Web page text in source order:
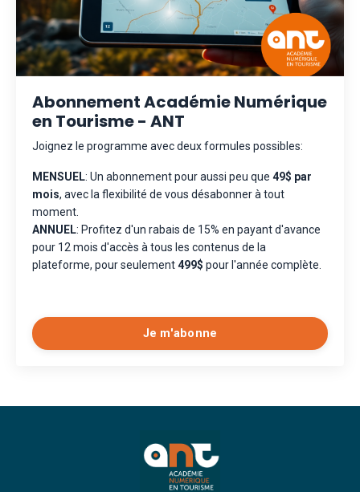
Abonnement Académie Numérique
en Tourisme - ANT
Joignez le programme avec deux formules possibles:
MENSUEL: Un abonnement pour aussi peu que 49$ par
mois, avec la flexibilité de vous désabonner à tout
moment.
ANNUEL: Profitez d'un rabais de 15% en payant d'avance
pour 12 mois d'accès à tous les contenus de la
plateforme, pour seulement499$ pour l'année complète.
Je m'abonne